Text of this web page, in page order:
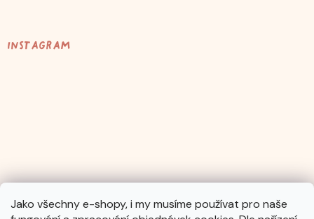
Jako všechny e-shopy, i my musíme používat pro naše
Instagram